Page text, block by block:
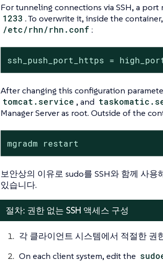
For tunneling connections via SSH, a
1233 . To overwrite it, inside the
/etc/rhn/rhn.conf :
ssh_push_port_https =
After changing this configuration
tomcat.service , and
Manager Server as root. Outside of the
mgradm restart
보안상의 이유로 sudo를 SSH와 함께 사
있습니다.
절차: 권한 없는 SSH 액세스 구성
각 클라이언트 시스템에서 적절한 권
On each client system, edit the